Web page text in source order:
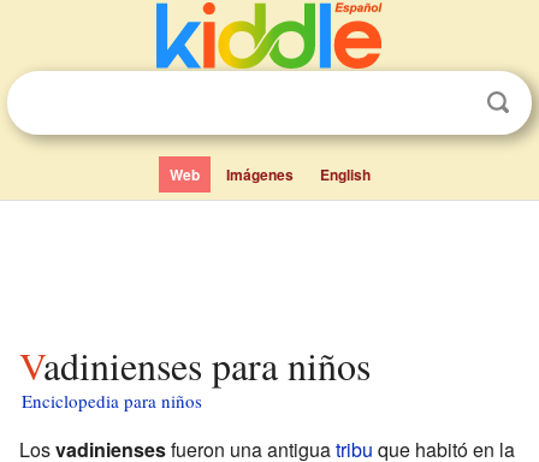
Web Imágenes English
Vadinienses para niños
Enciclopedia para niños
Losvadiniensesfueron una antiguatribu que habitó en la